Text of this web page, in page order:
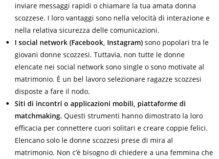
inviare messaggi rapidi o chiamare la tua amata donna
scozzese. I loro vantaggi sono nella velocità di interazione e
nella relativa sicurezza delle comunicazioni.
I social network (Facebook, Instagram)sono popolari tra le
giovani donne scozzesi. Tuttavia, non tutte le donne
elencate nei social network sono single o sono motivate al
matrimonio. È un bel lavoro selezionare ragazze scozzesi
disposte a fare il nodo.
Siti di incontri o applicazioni mobili, piattaforme di
matchmaking. Questi strumenti hanno dimostrato la loro
efficacia per connettere cuori solitari e creare coppie felici.
Elencano solo le donne scozzesi prese di mira al
matrimonio. Non c’è bisogno di chiedere a una femmina che